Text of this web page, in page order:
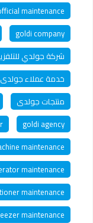
maintenance
goldi company
شركة جولدي
خدمة عملاء جولدى
منتجات جولدى
goldi agency
maintenance
maintenance
maintenance
maintenance